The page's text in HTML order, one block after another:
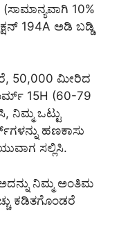
10%
194A ಅಡಿ ಬಡ್ಡಿ
50,000 ಮೀರಿದ
15H (60-79
ನಿಮ್ಮ ಒಟ್ಟು
ಹಣಕಾಸು
ಸಲ್ಲಿಸಿ.
ನಿಮ್ಮ ಅಂತಿಮ
ಕಡಿತಗೊಂಡರೆ